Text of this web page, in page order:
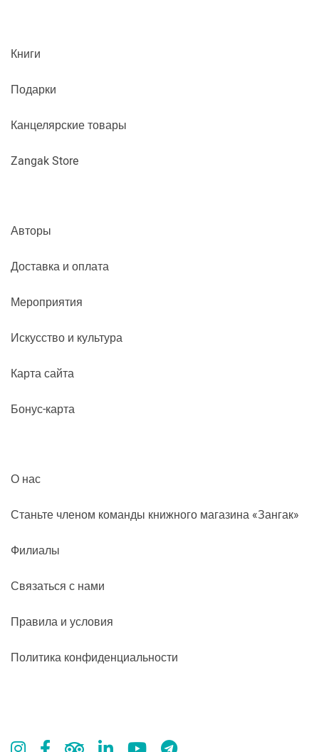
Книги
Подарки
Канцелярские товары
Zangak Store
Авторы
Доставка и оплата
Мероприятия
Искусство и культура
Карта сайта
Бонус-карта
О нас
Станьте членом команды книжного магазина «Зангак»
Филиалы
Связаться с нами
Правила и условия
Политика конфиденциальности